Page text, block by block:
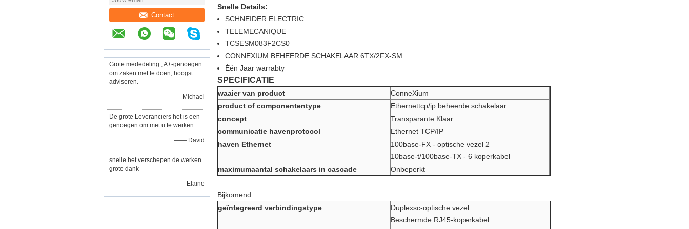
Contact
Grote mededeling., A+-genoegen
om zaken met te doen, hoogst
adviseren.
—— Michael
De grote Leveranciers het is een
genoegen om met u te werken
—— David
snelle het verschepen de werken
grote dank
—— Elaine
Snelle Details:
SCHNEIDER ELECTRIC
TELEMECANIQUE
TCSESM083F2CS0
CONNEXIUM BEHEERDE SCHAKELAAR 6TX/2FX-SM
Één Jaar warrabty
SPECIFICATIE
waaier van product
ConneXium
product of componententype
Ethernettcp/ip beheerde schakelaar
concept
Transparante Klaar
communicatie havenprotocol
Ethernet TCP/IP
haven Ethernet
100base-FX - optische vezel 2
10base-t/100base-TX - 6 koperkabel
maximumaantal schakelaars in cascade
Onbeperkt
Bijkomend
geïntegreerd verbindingstype
Duplexsc-optische vezel
Beschermde RJ45-koperkabel